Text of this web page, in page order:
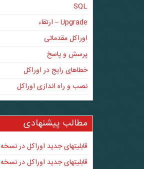
SQL
Upgrade – ارتقاء
اوراکل مقدماتی
پرسش و پاسخ
خطاهای رایج در اوراکل
نصب و راه اندازی اوراکل
مطالب پیشنهادی
قابلیتهای جدید اوراکل در نسخه 23ai
قابلیتهای جدید اوراکل در نسخه 21c